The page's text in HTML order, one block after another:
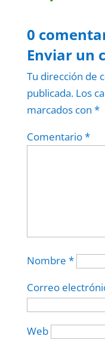
0
Enviar un
Tu dirección de
publicada. Los
marcados con *
Comentario*
Nombre *
Correo
Web